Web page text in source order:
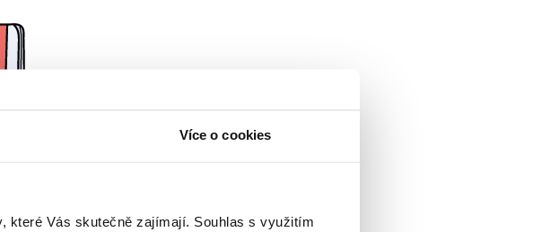
Více o cookies
které Vás skutečně zajímají. Souhlas s využitím